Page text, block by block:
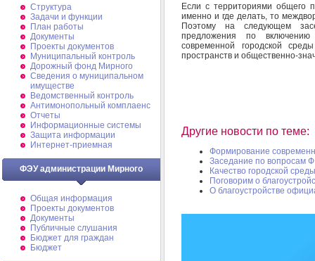
Структура
Задачи и функции
План работы
Документы
Проекты документов
Муниципальный контроль
Дорожный фонд Мирного
Cведения о муниципальном
имуществе
Ведомственный контроль
Антимонопольный комплаенс
Отчеты
Информационные системы
Защита информации
Интернет-приемная
ФЭУ администрации Мирного
Общая информация
Проекты документов
Документы
Публичные слушания
Бюджет для граждан
Бюджет
Если с территориями общего
именно и где делать, то
Поэтому на следующем
предложения по
современной городской
пространств и общественно-
Другие новости по теме:
Формирование
Заседание по вопросам
Качество городской
Поговорим о
О благоустройстве